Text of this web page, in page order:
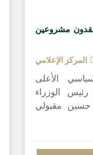
مشروعين
المركز الإعلامي
الأعلى
الوزراء
حسين مقبولي